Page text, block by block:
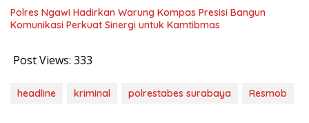
Polres Ngawi Hadirkan Warung Kompas Presisi Bangun
Komunikasi Perkuat Sinergi untuk Kamtibmas
Post Views: 333
headline kriminal polrestabes surabaya Resmob